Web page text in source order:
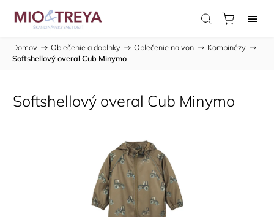
Domov / Oblečenie a doplnky / Oblečenie na von / Kombinézy /
Softshellový overal Cub Minymo
Softshellový overal Cub Minymo